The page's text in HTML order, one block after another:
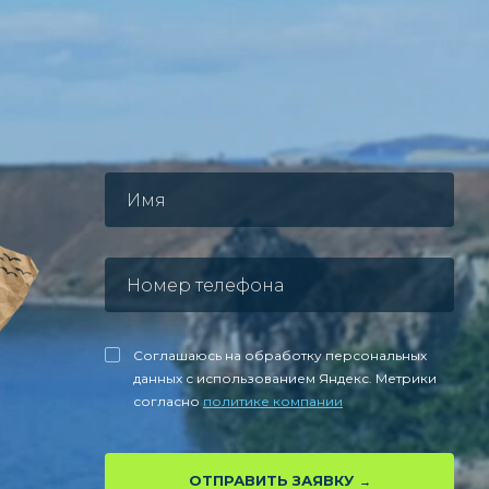
Соглашаюсь на обработку персональных
данных с использованием Яндекс. Метрики
согласно политике компании
ОТПРАВИТЬ ЗАЯВКУ